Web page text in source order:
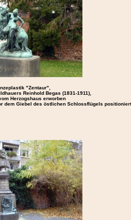
"Zentaur",
Reinhold Begas (1831-1911),
Herzogshaus erworben
dem Giebel des östlichen Schlossflügels positioniert